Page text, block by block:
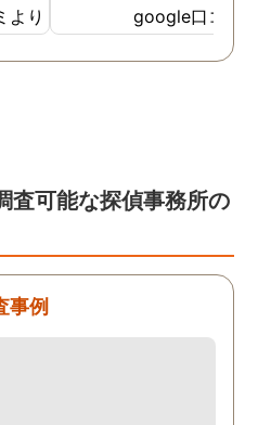
が
る
で
護
より google口コミ
査可能な探偵事務所の
事例